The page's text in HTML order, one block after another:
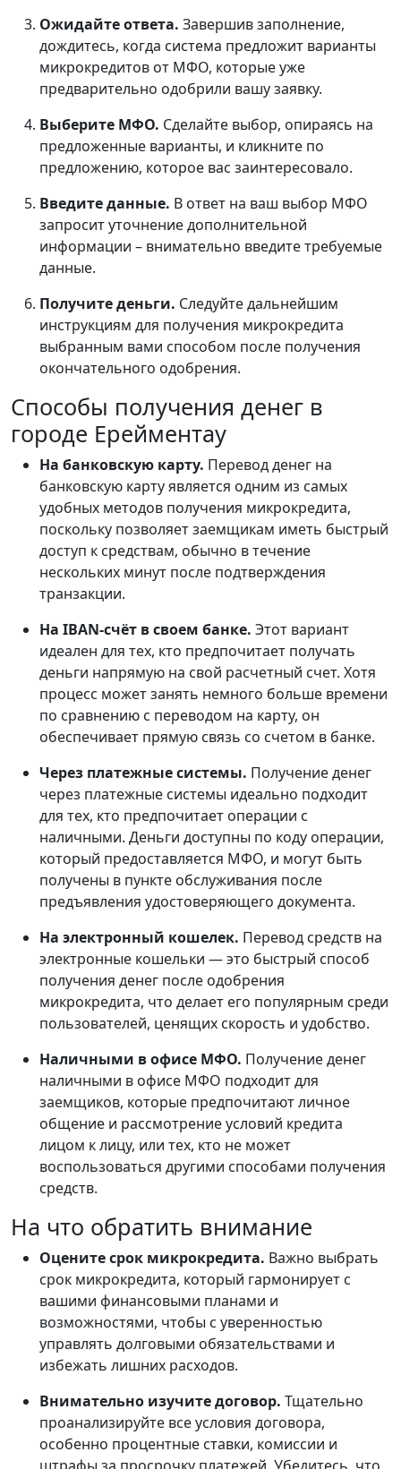
Ожидайте ответа. Завершив заполнение,
дождитесь, когда система предложит варианты
микрокредитов от МФО, которые уже
предварительно одобрили вашу заявку.
Выберите МФО. Сделайте выбор, опираясь на
предложенные варианты, и кликните по
предложению, которое вас заинтересовало.
Введите данные. В ответ на ваш выбор МФО
запросит уточнение дополнительной
информации – внимательно введите требуемые
данные.
Получите деньги. Следуйте дальнейшим
инструкциям для получения микрокредита
выбранным вами способом после получения
окончательного одобрения.
Способы получения денег в
городе Ерейментау
На банковскую карту. Перевод денег на
банковскую карту является одним из самых
удобных методов получения микрокредита,
поскольку позволяет заемщикам иметь быстрый
доступ к средствам, обычно в течение
нескольких минут после подтверждения
транзакции.
На IBAN-счёт в своем банке. Этот вариант
идеален для тех, кто предпочитает получать
деньги напрямую на свой расчетный счет. Хотя
процесс может занять немного больше времени
по сравнению с переводом на карту, он
обеспечивает прямую связь со счетом в банке.
Через платежные системы. Получение денег
через платежные системы идеально подходит
для тех, кто предпочитает операции с
наличными. Деньги доступны по коду операции,
который предоставляется МФО, и могут быть
получены в пункте обслуживания после
предъявления удостоверяющего документа.
На электронный кошелек. Перевод средств на
электронные кошельки — это быстрый способ
получения денег после одобрения
микрокредита, что делает его популярным среди
пользователей, ценящих скорость и удобство.
Наличными в офисе МФО. Получение денег
наличными в офисе МФО подходит для
заемщиков, которые предпочитают личное
общение и рассмотрение условий кредита
лицом к лицу, или тех, кто не может
воспользоваться другими способами получения
средств.
На что обратить внимание
Оцените срок микрокредита. Важно выбрать
срок микрокредита, который гармонирует с
вашими финансовыми планами и
возможностями, чтобы с уверенностью
управлять долговыми обязательствами и
избежать лишних расходов.
Внимательно изучите договор. Тщательно
проанализируйте все условия договора,
особенно процентные ставки, комиссии и